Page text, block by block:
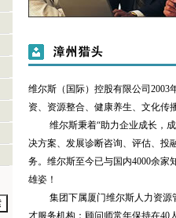
维尔斯（国际）控股有限公司2003
资、资源整合、健康养生、文化传
维尔斯秉着“助力企业成长，成
决方案、发展诊断咨询、评估、投
务。维尔斯至今已与国内4000余家
雄姿！
集团下属厦门维尔斯人力资源管
才服务机构：顾问师常年保持在40